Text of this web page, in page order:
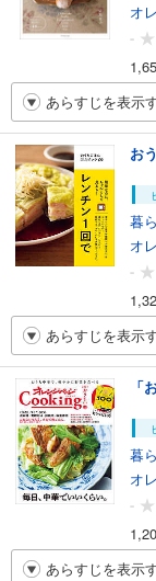
オ
-
あらすじを表示
お
暮
オ
-
あらすじを表示
「
暮
オ
-
あらすじを表示